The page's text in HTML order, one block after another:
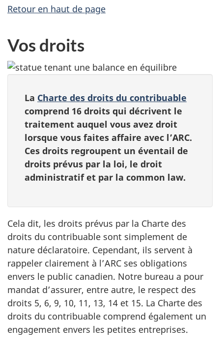
Retour en haut de page
Vos droits
La Charte des droits du contribuable
comprend 16 droits qui décrivent le
traitement auquel vous avez droit
lorsque vous faites affaire avec l’ARC.
Ces droits regroupent un éventail de
droits prévus par la loi, le droit
administratif et par la common law.
Cela dit, les droits prévus par la Charte des
droits du contribuable sont simplement de
nature déclaratoire. Cependant, ils servent à
rappeler clairement à l’ARC ses obligations
envers le public canadien. Notre bureau a pour
mandat d’assurer, entre autre, le respect des
droits 5, 6, 9, 10, 11, 13, 14 et 15. La Charte des
droits du contribuable comprend également un
engagement envers les petites entreprises.